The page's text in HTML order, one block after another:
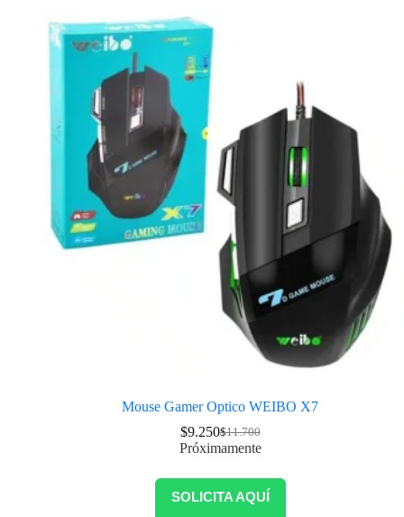
Mouse Gamer Optico WEIBO X7
$11.700
$9.250
Próximamente
SOLICITA AQUÍ